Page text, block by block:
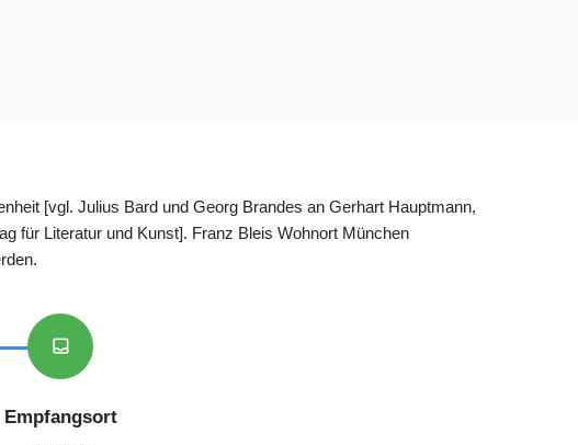
[vgl. Julius Bard und Georg Brandes an Gerhart Hauptmann,
für Literatur und Kunst]. Franz Bleis Wohnort München
inbox
Empfangsort